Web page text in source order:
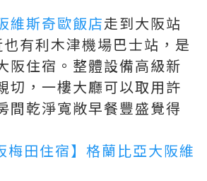
維斯奇歐飯店走到大阪站
有利木津機場巴士站，是
阪住宿。整體設備高級新
切，一樓大廳可以取用許
間乾淨寬敞早餐豐盛覺得
梅田住宿】格蘭比亞大阪維